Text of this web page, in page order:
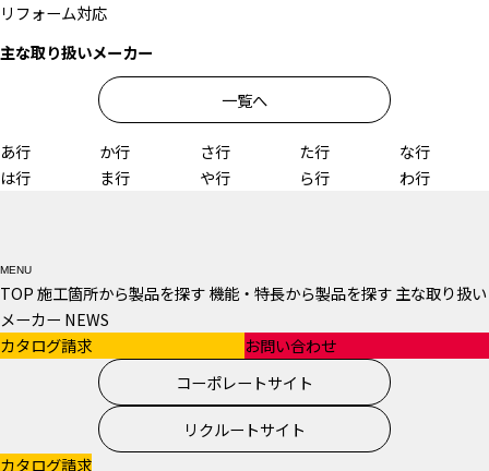
リフォーム対応
主な取り扱いメーカー
一覧へ
あ行 か行 さ行 た行
な行
は行
ま行 や行 ら行 わ行
MENU
TOP施工箇所から製品を探す機能・特長から製品を探す主な取り扱い
メーカー NEWS
カタログ請求
お問い合わせ
コーポレートサイト
リクルートサイト
カタログ請求